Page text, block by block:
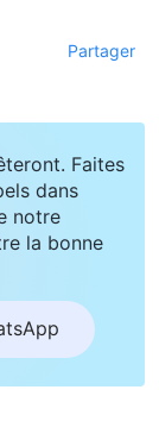
Partager
Faites
dans
notre
la bonne